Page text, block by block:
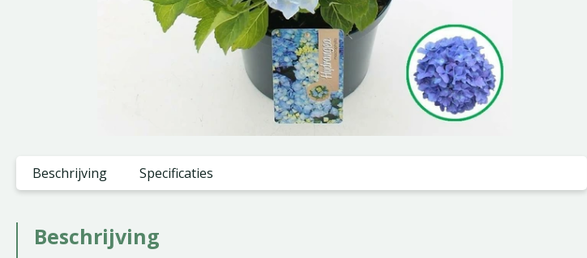
Beschrijving Specificaties
Beschrijving